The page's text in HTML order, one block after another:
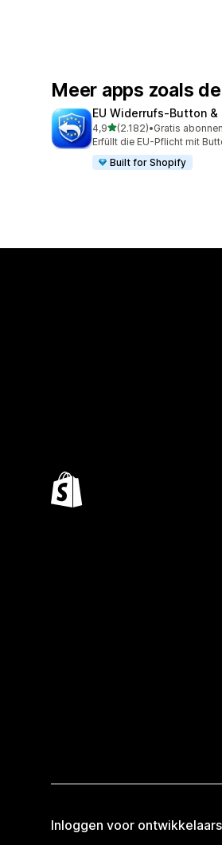
Meer apps zoals
EU Widerrufs‑Button &
4,9van 5 sterren
(2.182)
2182 recensies in totaal
•Gratis
Erfüllt die EU-Pflicht mit
Built for Shopify
Inloggen voor ontwikkelaars